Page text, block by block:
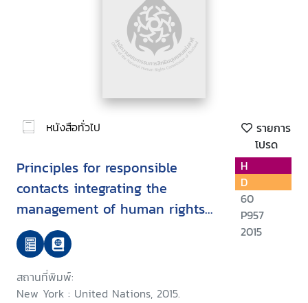
หนังสือทั่วไป
รายการ
โปรด
Principles for responsible
contacts integrating the
management of human rights
risks into state - investor
contract negotiations :
Guidance for negotiators
สถานที่พิมพ์:
New York : United Nations, 2015.
H
D
60
P957
2015